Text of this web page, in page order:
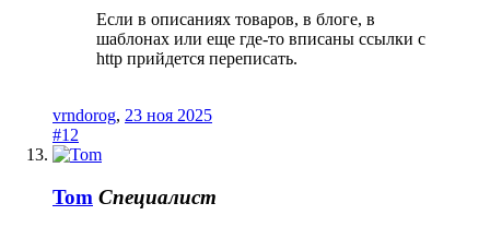
Если в описаниях товаров, в блоге, в
шаблонах или еще где-то вписаны ссылки с
http прийдется переписать.
vrndorog, 23 ноя 2025
#12
Tom Специалист